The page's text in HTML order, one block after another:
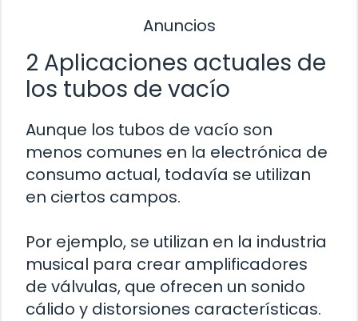
Anuncios
2 Aplicaciones actuales de
los tubos de vacío
Aunque los tubos de vacío son
menos comunes en la electrónica de
consumo actual, todavía se utilizan
en ciertos campos.
Por ejemplo, se utilizan en la industria
musical para crear amplificadores
de válvulas, que ofrecen un sonido
cálido y distorsiones características.